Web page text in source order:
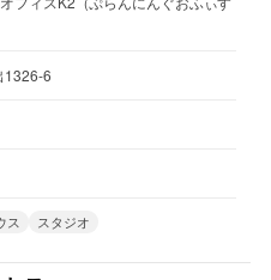
1326-6
ス スタジオ